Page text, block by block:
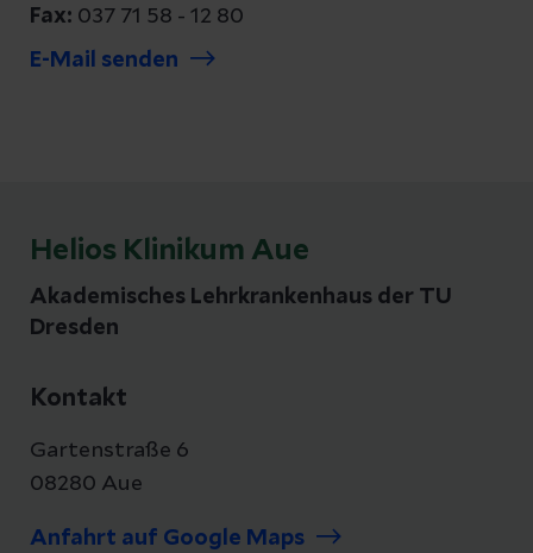
Fax: 037 71 58 - 12 80
E-Mail senden
Helios Klinikum Aue
Akademisches Lehrkrankenhaus der TU
Dresden
Kontakt
Gartenstraße 6
08280 Aue
Anfahrt auf Google Maps